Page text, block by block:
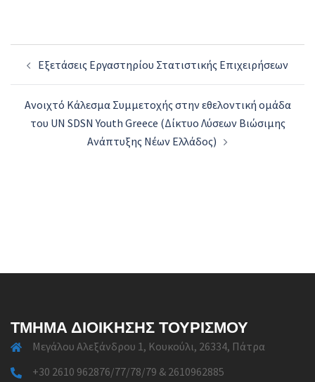
navigation
Εξετάσεις Εργαστηρίου Στατιστικής Επιχειρήσεων
Ανοιχτό Κάλεσμα Συμμετοχής στην εθελοντική ομάδα
του UN SDSN Youth Greece (Δίκτυο Λύσεων Βιώσιμης
Ανάπτυξης Νέων Ελλάδος)
ΤΜΉΜΑ ΔΙΟΊΚΗΣΗΣ ΤΟΥΡΙΣΜΟΎ
Μεγάλου Αλεξάνδρου 1, Κουκούλι, 26334, Πάτρα
+30 2610 962876/77/78/79 & 2610962885